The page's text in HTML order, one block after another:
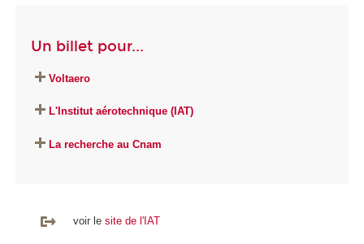
Un billet pour...
Voltaero
L'Institut aérotechnique (IAT)
La recherche au Cnam
voir le site de l'IAT